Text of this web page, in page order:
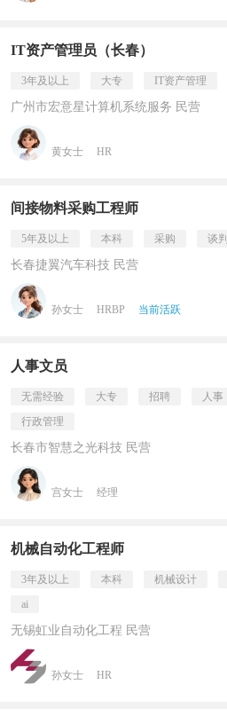
IT资产管理员（长春）
3年及以上 大专 IT资产管理
广州市宏意星计算机系统服务 民营
黄女士 HR
间接物料采购工程师
5年及以上 本科 采购 谈判
长春捷翼汽车科技 民营
孙女士 HRBP 当前活跃
人事文员
无需经验 大专 招聘 人事
行政管理
长春市智慧之光科技 民营
宫女士 经理
机械自动化工程师
3年及以上 本科 机械设计
ai
无锡虹业自动化工程 民营
孙女士 HR